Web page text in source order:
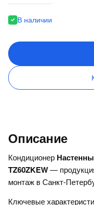
В наличии
Описание
Кондиционер
TZ60ZKEW—
монтаж в Санкт-
Ключевые